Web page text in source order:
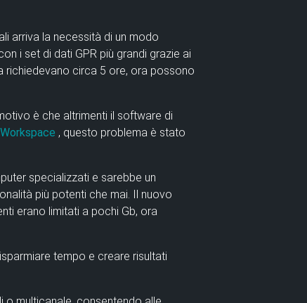
arriva la necessità di un modo
i set di dati GPR più grandi grazie ai
richiedevano circa 5 ore, ora possono
è che altrimenti il software di
, questo problema è stato
specializzati e sarebbe un
più potenti che mai. Il nuovo
erano limitati a pochi Gb, ora
tempo e creare risultati